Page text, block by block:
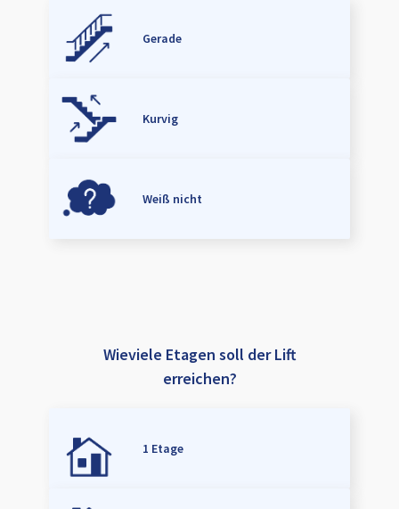
Gerade
Kurvig
Weiß nicht
Wieviele Etagen soll der Lift
erreichen?
1 Etage